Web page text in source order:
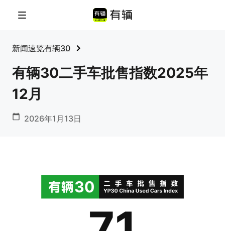
菜单
新闻速览有辆30
有辆30二手车批售指数2025年
12月
2026年1月13日